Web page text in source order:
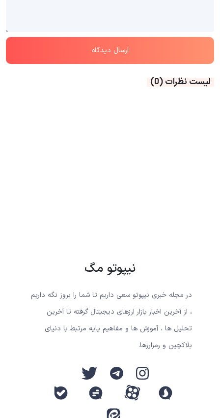
لیست نظرات(0)
نیپوتو مگ
در مجله خبری نیپوتو سعی داریم تا شما را بروز نگه داریم
، از آخرین اخبار بازار ارزهای دیجیتال گرفته تا آخرین
تحلیل ها ، آموزش ها و مفاهیم پایه مرتبط با دنیای
بلاکچین و رمزارزها.